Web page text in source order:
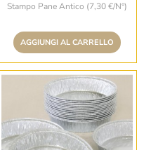
Stampo Pane Antico (7,30 €/N°)
AGGIUNGI AL CARRELLO